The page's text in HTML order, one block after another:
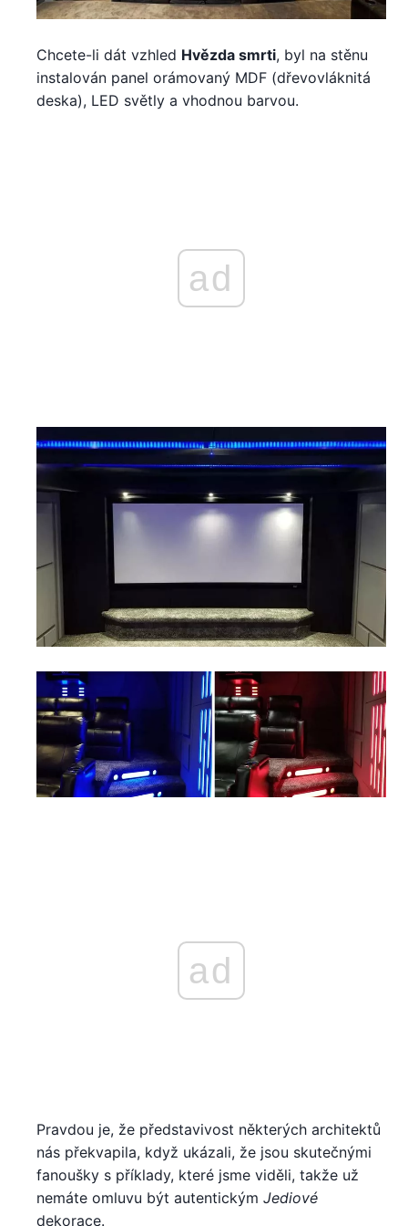
Chcete-li dát vzhled Hvězda smrti, byl na stěnu
instalován panel orámovaný MDF (dřevovláknitá
deska), LED světly a vhodnou barvou.
ad
ad
Pravdou je, že představivost některých architektů
nás překvapila, když ukázali, že jsou skutečnými
fanoušky s příklady, které jsme viděli, takže už
nemáte omluvu být autentickým Jediové
dekorace.